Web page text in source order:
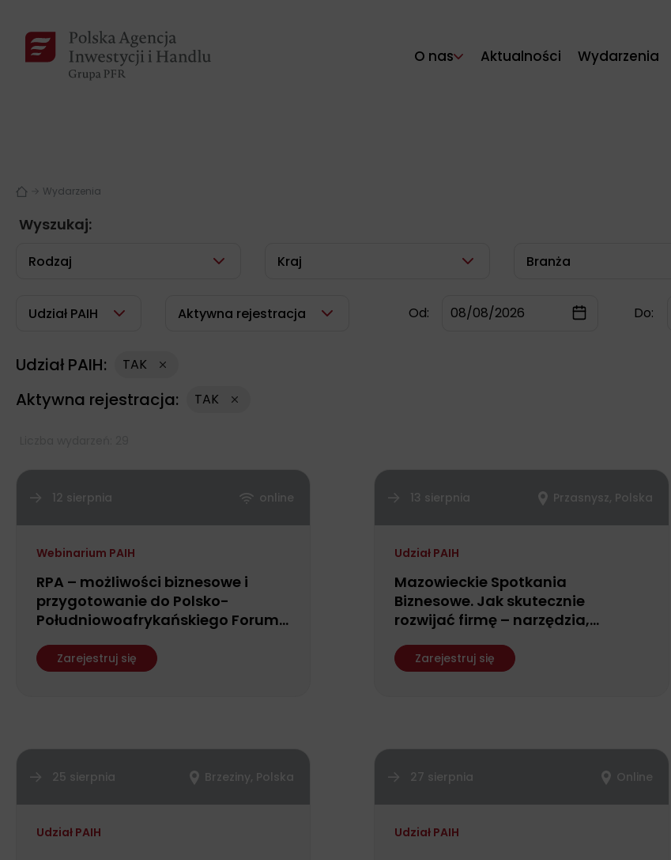
O nas Aktualności Wydarzenia
Wydarzenia
Wyszukaj:
Rodzaj Kraj Branża
Udział PAIH Aktywna rejestracja Od: Do:
Udział PAIH: TAK
Aktywna rejestracja: TAK
12 sierpnia online
Webinarium PAIH
RPA – możliwości biznesowe i
przygotowanie do Polsko-
Południowoafrykańskiego Forum
Zarejestruj się
13 sierpnia Przasnysz, Polska
Udział PAIH
Mazowieckie Spotkania
Biznesowe. Jak skutecznie
rozwijać firmę – narzędzia,
wsparcia dla przedsiębiorców
Zarejestruj się
25 sierpnia Brzeziny, Polska
Udział PAIH
27 sierpnia Online
Udział PAIH